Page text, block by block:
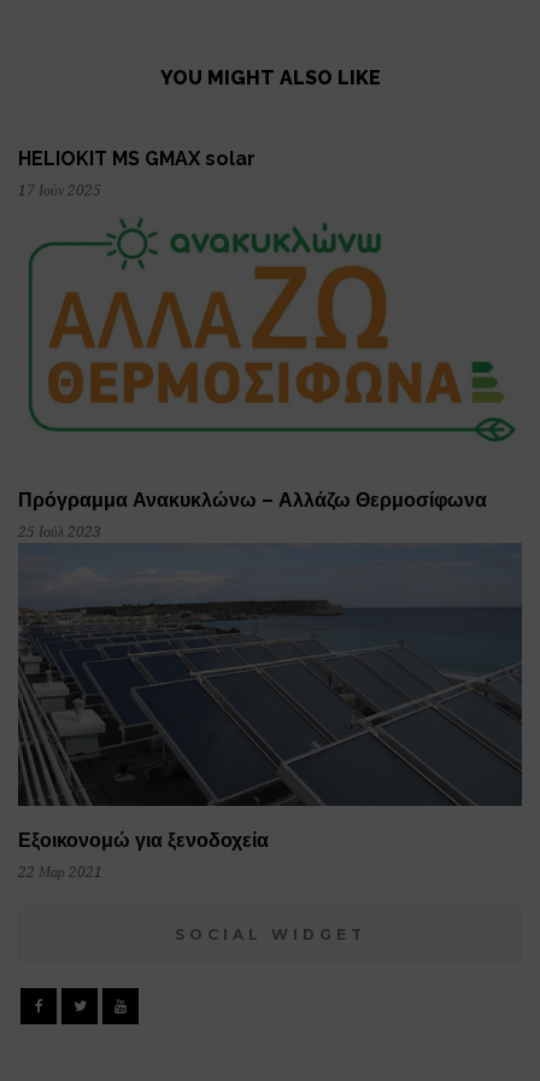
YOU MIGHT ALSO LIKE
HELIOKIT MS GMAX solar
17 Ιούν 2025
Πρόγραμμα Ανακυκλώνω – Αλλάζω Θερμοσίφωνα
25 Ιούλ 2023
Εξοικονομώ για ξενοδοχεία
22 Μαρ 2021
SOCIAL WIDGET
FacebookTwitterYouTube